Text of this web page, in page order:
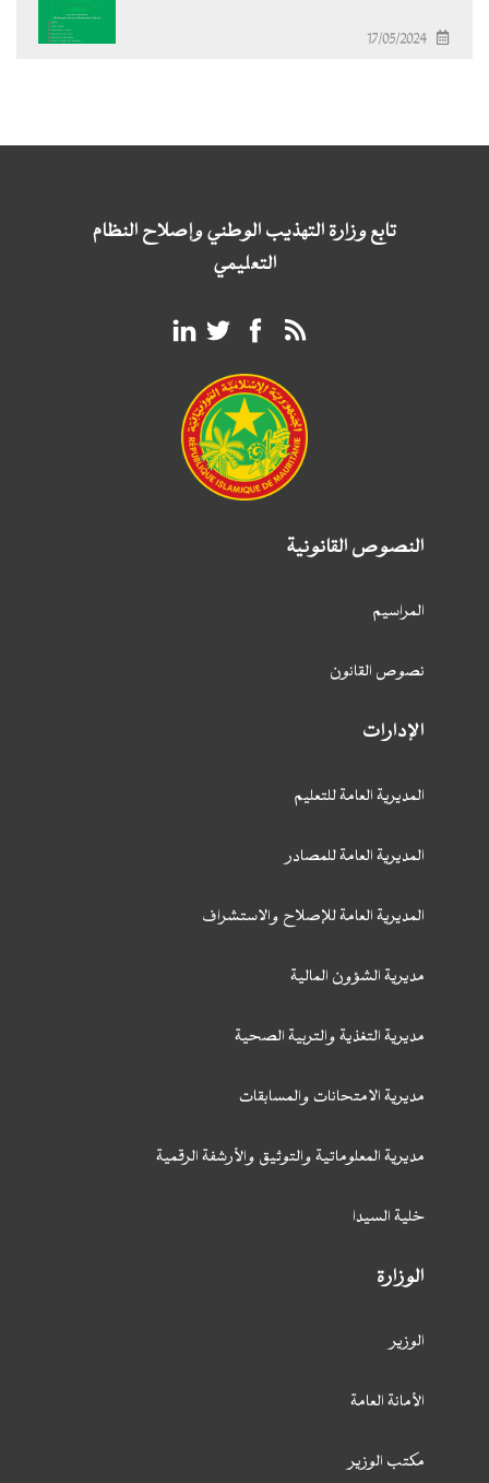
17/05/2024
تابع وزارة التهذيب الوطني وإصلاح النظام
التعليمي
النصوص القانونية
المراسيم
نصوص القانون
الإدارات
المديرية العامة للتعليم
المديرية العامة للمصادر
المديرية العامة للإصلاح والاستشراف
مديرية الشؤون المالية
مديرية التغذية والتربية الصحية
مديرية الامتحانات والمسابقات
مديرية المعلوماتية والتوثيق والأرشفة الرقمية
خلية السيدا
الوزارة
الوزير
الأمانة العامة
مكتب الوزير